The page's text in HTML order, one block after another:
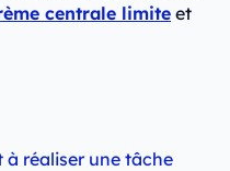
centrale limite et
réaliser une tâche